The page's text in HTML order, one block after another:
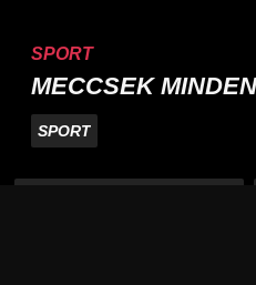
SPORT
MECCSEK
SPORT